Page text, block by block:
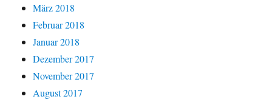
März 2018
Februar 2018
Januar 2018
Dezember 2017
November 2017
August 2017